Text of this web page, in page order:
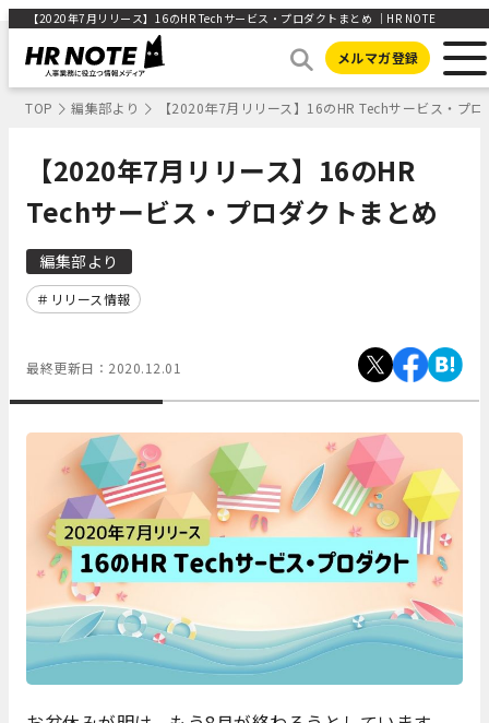
【2020年7月リリース】16のHR Techサービス・プロダクトまとめ ｜HR NOTE
メルマガ登録
TOP 編集部より 【2020年7月リリース】16のHR Techサービス・プ
【2020年7月リリース】16のHR
Techサービス・プロダクトまとめ
編集部より
リリース情報
最終更新日： 2020.12.01